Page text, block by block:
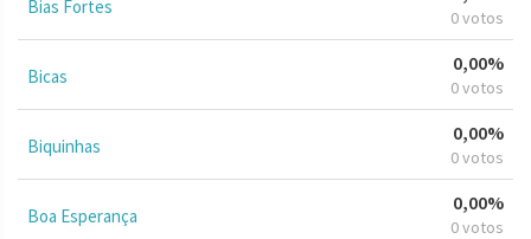
Bias Fortes 0 votos
Bicas
0,00%
0 votos
Biquinhas
0,00%
0 votos
Boa Esperança
0,00%
0 votos